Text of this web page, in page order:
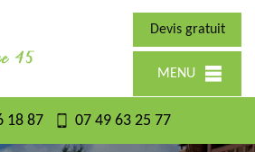
Devis gratuit
MENU
18 87 07 49 63 25 77